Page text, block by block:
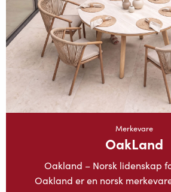
Merkevare
OakLand
Oakland – Norsk lidenskap
Oakland er en norsk